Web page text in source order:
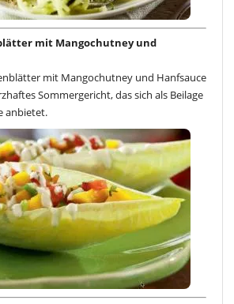
mit Mangochutney und
mit Mangochutney und Hanfsauce
Sommergericht, das sich als Beilage
anbietet.